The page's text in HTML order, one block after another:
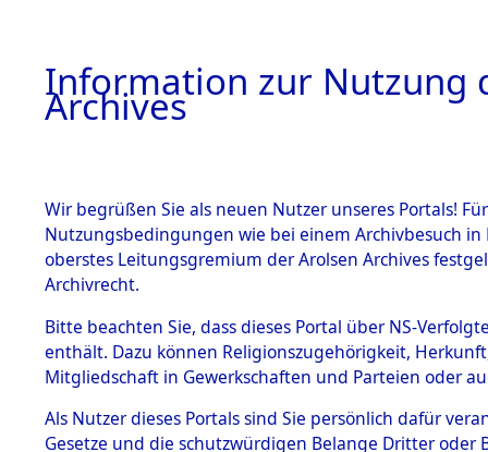
BESTÄNDE
1.
mente
5. Verschiedenes
Dead -
Information zur Nutzung
Archives
Wir begrüßen Sie als neuen Nutzer unseres Portals!
Nutzungsbedingungen wie bei einem Archivbesuch
oberstes Leitungsgremium der Arolsen Archives
Archivrecht.
Bitte beachten Sie, dass dieses Portal über NS-
enthält. Dazu können Religionszugehörigkeit,
Mitgliedschaft in Gewerkschaften und Parteien oder
Als Nutzer dieses Portals sind Sie persönlich dafür
Gesetze und die schutzwürdigen Belange Dritter